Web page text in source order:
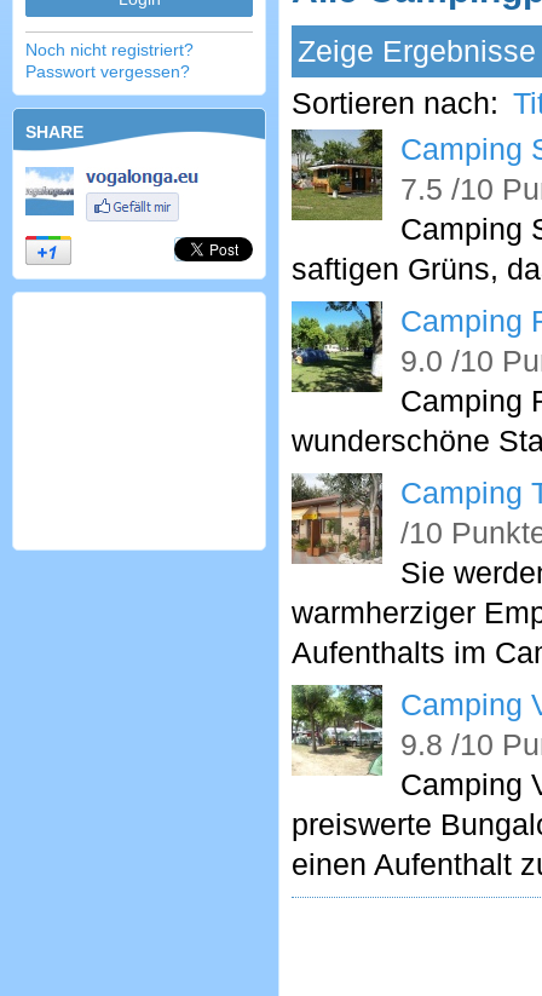
Noch nicht registriert?
Passwort vergessen?
SHARE
Zeige
Sortieren nach:
Camping
7.5 /10
Camping
saftigen Grüns,
Camping
9.0 /10
Camping
wunderschöne
Camping
/10
Sie
warmherziger
Aufenthalts im
Camping
9.8 /10
Camping
preiswerte
einen Aufenthalt